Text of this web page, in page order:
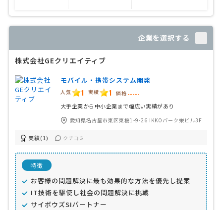
企業を選択する
株式会社GEクリエイティブ
モバイル・携帯システム開発
人気 1 実績 1 価格 -----
大手企業から中小企業まで幅広い実績があり
愛知県名古屋市東区東桜1-9-26 IKKOパーク栄ビル3F
実績(1) クチコミ
特徴
お客様の問題解決に最も効果的な方法を優先し提案
IT技術を駆使し社会の問題解決に挑戦
サイボウズSIパートナー